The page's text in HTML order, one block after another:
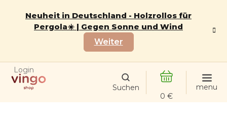
Neuheit in Deutschland - Holzrollos für
Pergola☀️ | Gegen Sonne und Wind
Weiter
Login
WARENKORB